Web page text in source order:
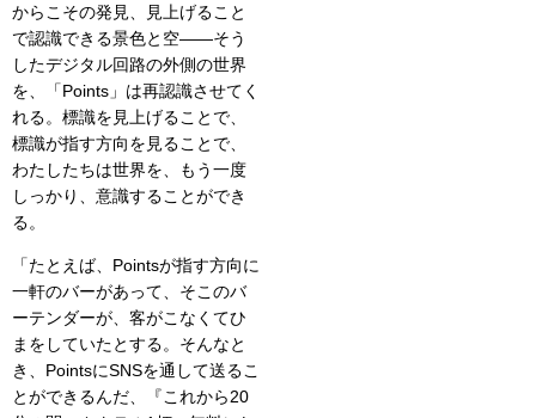
からこその発見、見上げること
で認識できる景色と空——そう
したデジタル回路の外側の世界
を、「Points」は再認識させてく
れる。標識を見上げることで、
標識が指す方向を見ることで、
わたしたちは世界を、もう一度
しっかり、意識することができ
る。
「たとえば、Pointsが指す方向に
一軒のバーがあって、そこのバ
ーテンダーが、客がこなくてひ
まをしていたとする。そんなと
き、PointsにSNSを通して送るこ
とができるんだ、『これから20